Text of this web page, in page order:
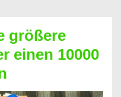
größere
einen 10000